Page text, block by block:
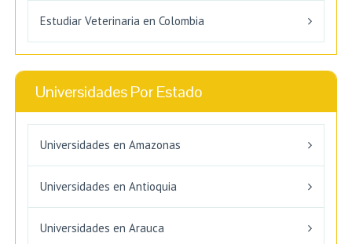
Estudiar Veterinaria en Colombia
Universidades Por Estado
Universidades en Amazonas
Universidades en Antioquia
Universidades en Arauca